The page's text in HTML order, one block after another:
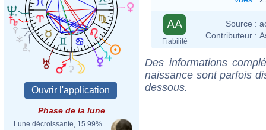
Phase de la lune
Lune décroissante, 15.99%
AA
Fiabilité
Source :
Contributeur :
Des informations
naissance sont parfois
dessous.